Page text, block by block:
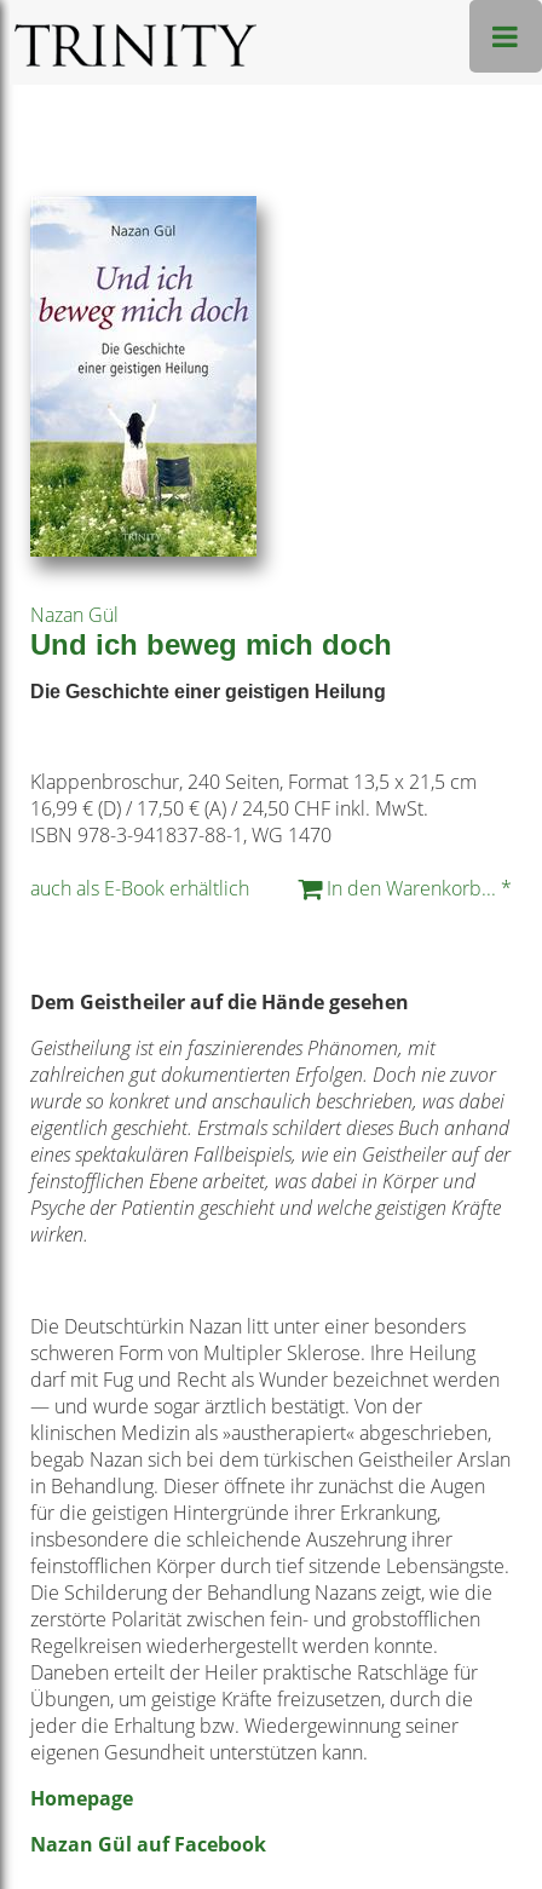
Nazan Gül
Und ich beweg mich doch
Die Geschichte einer geistigen Heilung
Klappenbroschur, 240 Seiten, Format 13,5 x 21,5 cm
16,99 € (D) / 17,50 € (A) / 24,50 CHF inkl. MwSt.
ISBN 978-3-941837-88-1, WG 1470
auch als E-Book erhältlich
In den Warenkorb... *
Dem Geistheiler auf die Hände gesehen
Geistheilung ist ein faszinierendes Phänomen, mit
zahlreichen gut dokumentierten Erfolgen. Doch nie zuvor
wurde so konkret und anschaulich beschrieben, was dabei
eigentlich geschieht. Erstmals schildert dieses Buch anhand
eines spektakulären Fallbeispiels, wie ein Geistheiler auf der
feinstofflichen Ebene arbeitet, was dabei in Körper und
Psyche der Patientin geschieht und welche geistigen Kräfte
wirken.
Die Deutschtürkin Nazan litt unter einer besonders
schweren Form von Multipler Sklerose. Ihre Heilung
darf mit Fug und Recht als Wunder bezeichnet werden
— und wurde sogar ärztlich bestätigt. Von der
klinischen Medizin als »austherapiert« abgeschrieben,
begab Nazan sich bei dem türkischen Geistheiler Arslan
in Behandlung. Dieser öffnete ihr zunächst die Augen
für die geistigen Hintergründe ihrer Erkrankung,
insbesondere die schleichende Auszehrung ihrer
feinstofflichen Körper durch tief sitzende Lebensängste.
Die Schilderung der Behandlung Nazans zeigt, wie die
zerstörte Polarität zwischen fein- und grobstofflichen
Regelkreisen wiederhergestellt werden konnte.
Daneben erteilt der Heiler praktische Ratschläge für
Übungen, um geistige Kräfte freizusetzen, durch die
jeder die Erhaltung bzw. Wiedergewinnung seiner
eigenen Gesundheit unterstützen kann.
Homepage
Nazan Gül auf Facebook